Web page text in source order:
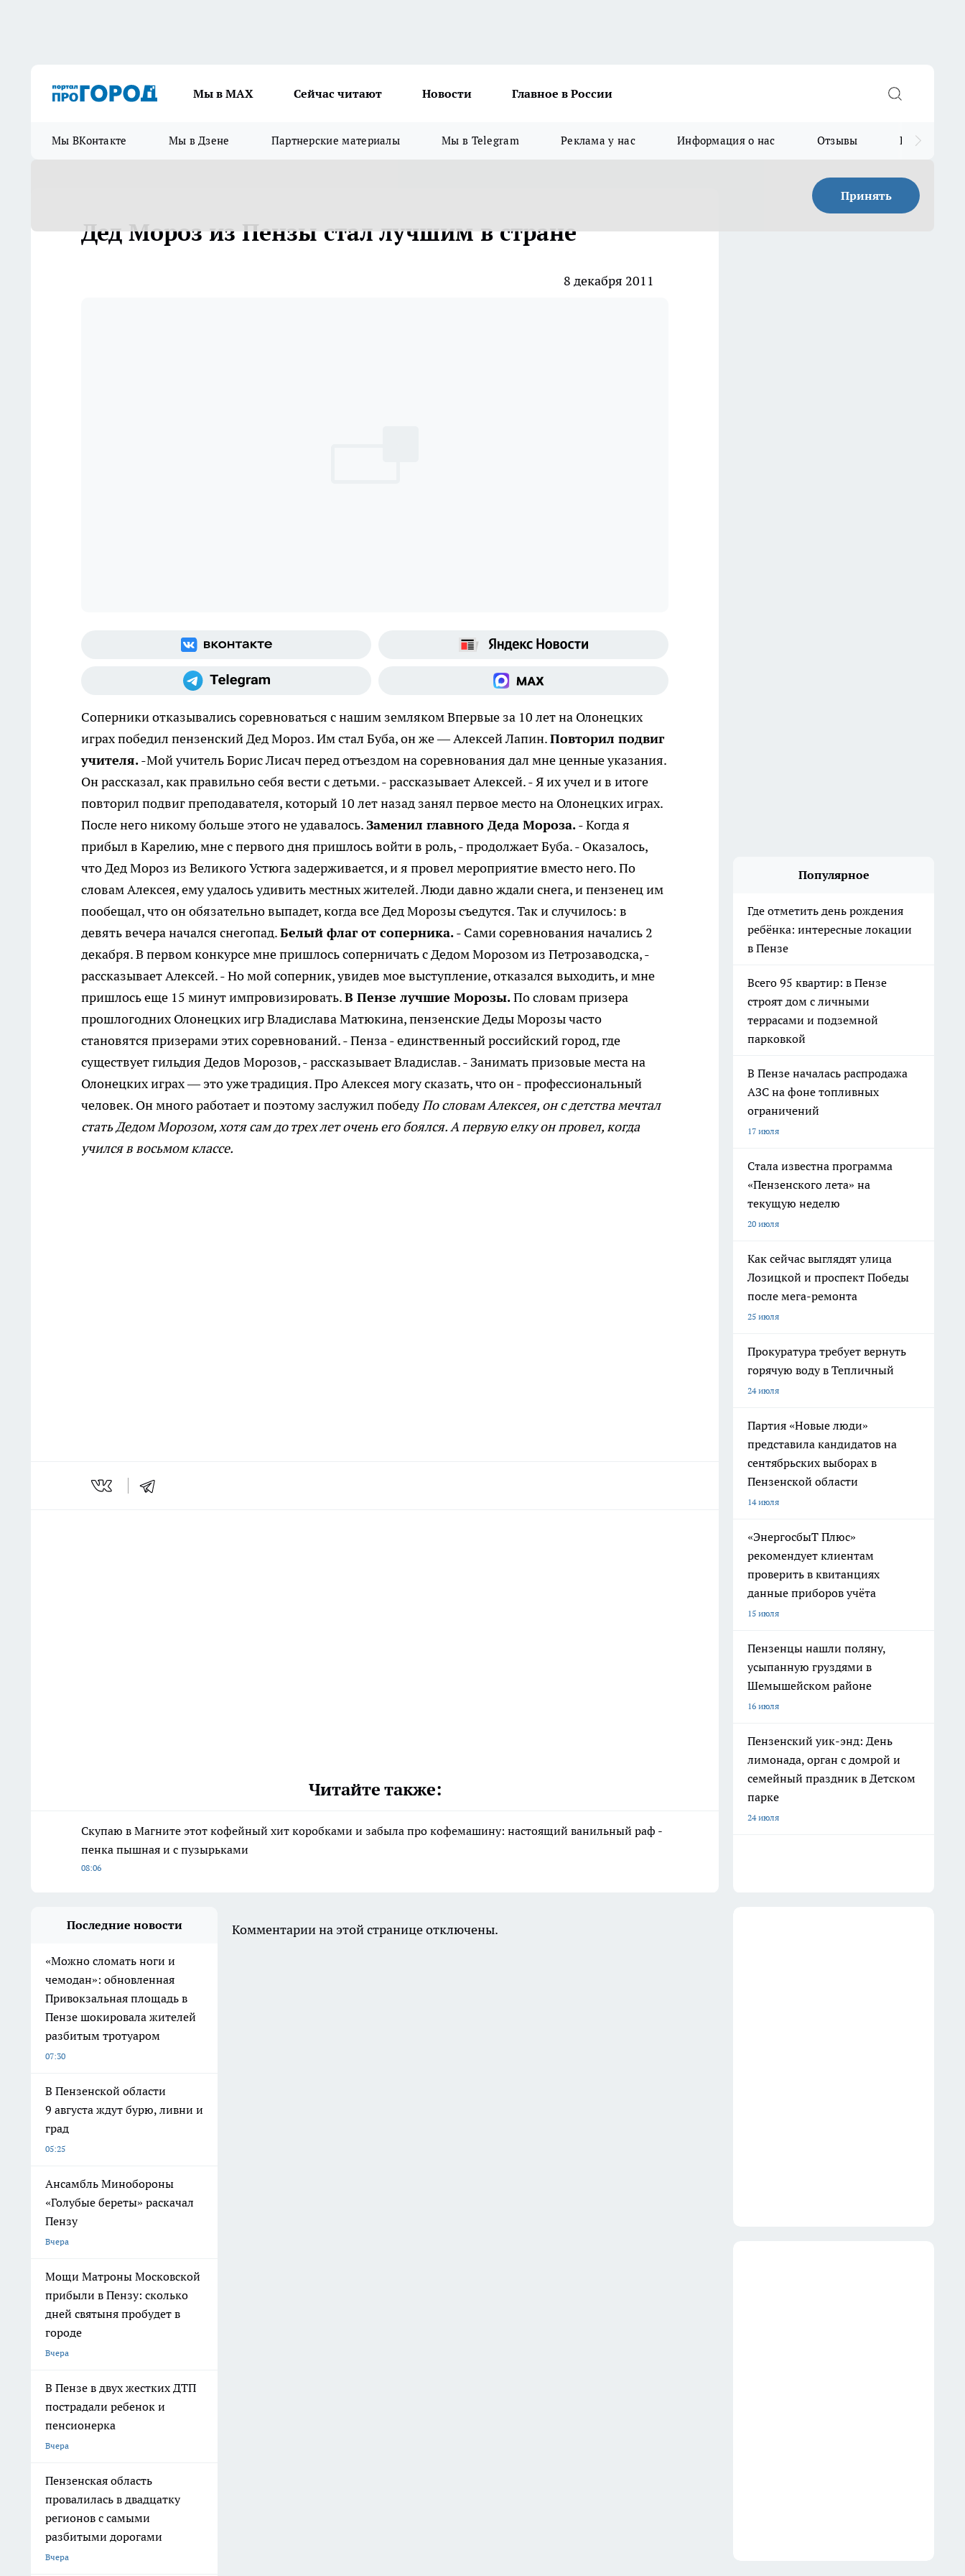
Мы в МАХ Сейчас читают Новости Главное в России
Мы ВКонтакте Мы в Дзене Партнерские материалы Мы в Telegram Реклама у нас Информация о нас Отзывы Прайс для
Принять
Дед Мороз из Пензы стал лучшим в стране
8 декабря 2011
Соперники отказывались соревноваться с нашим землякомВпервые за 10 лет на Олонецких
играх победил пензенский Дед Мороз. Им стал Буба, он же — Алексей Лапин.Повторил подвиг
учителя.-Мой учитель Борис Лисач перед отъездом на соревнования дал мне ценные указания.
Он рассказал, как правильно себя вести с детьми. - рассказывает Алексей. - Я их учел и в итоге
повторил подвиг преподавателя, который 10 лет назад занял первое место на Олонецких играх.
После него никому больше этого не удавалось.Заменил главного Деда Мороза.- Когда я
прибыл в Карелию, мне с первого дня пришлось войти в роль, - продолжает Буба. - Оказалось,
что Дед Мороз из Великого Устюга задерживается, и я провел мероприятие вместо него. По
словам Алексея, ему удалось удивить местных жителей. Люди давно ждали снега, и пензенец им
пообещал, что он обязательно выпадет, когда все Дед Морозы съедутся. Так и случилось: в
девять вечера начался снегопад.Белый флаг от соперника.- Сами соревнования начались 2
декабря. В первом конкурсе мне пришлось соперничать с Дедом Морозом из Петрозаводска, -
рассказывает Алексей. - Но мой соперник, увидев мое выступление, отказался выходить, и мне
пришлось еще 15 минут импровизировать.В Пензе лучшие Морозы.По словам призера
прошлогодних Олонецких игр Владислава Матюкина, пензенские Деды Морозы часто
становятся призерами этих соревнований. - Пенза - единственный российский город, где
существует гильдия Дедов Морозов, - рассказывает Владислав. - Занимать призовые места на
Олонецких играх — это уже традиция. Про Алексея могу сказать, что он - профессиональный
человек. Он много работает и поэтому заслужил победуПо словам Алексея, он с детства мечтал
стать Дедом Морозом, хотя сам до трех лет очень его боялся. А первую елку он провел, когда
учился в восьмом классе.
Читайте также:
Скупаю в Магните этот кофейный хит коробками и забыла про кофемашину: настоящий ванильный раф -
пенка пышная и с пузырьками
08:06
Популярное
Где отметить день рождения
ребёнка: интересные локации
в Пензе
Всего 95 квартир: в Пензе
строят дом с личными
террасами и подземной
парковкой
В Пензе началась распродажа
АЗС на фоне топливных
ограничений
17 июля
Стала известна программа
«Пензенского лета» на
текущую неделю
20 июля
Как сейчас выглядят улица
Лозицкой и проспект Победы
после мега-ремонта
25 июля
Прокуратура требует вернуть
горячую воду в Тепличный
24 июля
Партия «Новые люди»
представила кандидатов на
сентябрьских выборах в
Пензенской области
14 июля
«ЭнергосбыТ Плюс»
рекомендует клиентам
проверить в квитанциях
данные приборов учёта
15 июля
Пензенцы нашли поляну,
усыпанную груздями в
Шемышейском районе
16 июля
Пензенский уик-энд: День
лимонада, орган с домрой и
семейный праздник в Детском
парке
24 июля
Последние новости
«Можно сломать ноги и
чемодан»: обновленная
Привокзальная площадь в
Пензе шокировала жителей
разбитым тротуаром
07:30
В Пензенской области
9 августа ждут бурю, ливни и
град
05:25
Ансамбль Минобороны
«Голубые береты» раскачал
Пензу
Вчера
Мощи Матроны Московской
прибыли в Пензу: сколько
дней святыня пробудет в
городе
Вчера
В Пензе в двух жестких ДТП
пострадали ребенок и
пенсионерка
Вчера
Пензенская область
провалилась в двадцатку
регионов с самыми
разбитыми дорогами
Вчера
Комментарии на этой странице отключены.